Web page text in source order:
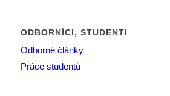
ODBORNÍCI, STUDENTI
Odborné články
Práce studentů